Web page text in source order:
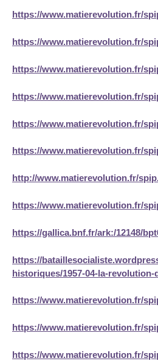
https://www.matierevolution.fr/
https://www.matierevolution.fr/
https://www.matierevolution.fr/
https://www.matierevolution.fr/
https://www.matierevolution.fr/
https://www.matierevolution.fr/
http://www.matierevolution.fr/
https://www.matierevolution.fr/
https://gallica.bnf.fr/ark:/12148/
https://
historiques/1957-04-la-
https://www.matierevolution.fr/
https://www.matierevolution.fr/
https://www.matierevolution.fr/